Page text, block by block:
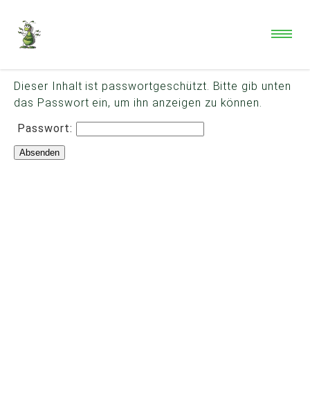
Dieser Inhalt ist passwortgeschützt. Bitte gib unten
das Passwort ein, um ihn anzeigen zu können.
Passwort: